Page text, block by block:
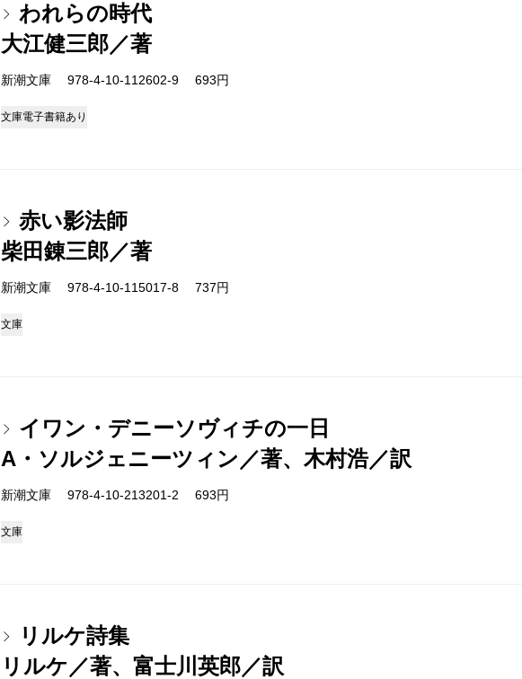
われらの時代
大江健三郎／著
新潮文庫 978-4-10-112602-9 693円
文庫電子書籍あり
赤い影法師
柴田錬三郎／著
新潮文庫 978-4-10-115017-8 737円
文庫
イワン・デニーソヴィチの一日
A・ソルジェニーツィン／著、木村浩／訳
新潮文庫 978-4-10-213201-2 693円
文庫
リルケ詩集
リルケ／著、富士川英郎／訳